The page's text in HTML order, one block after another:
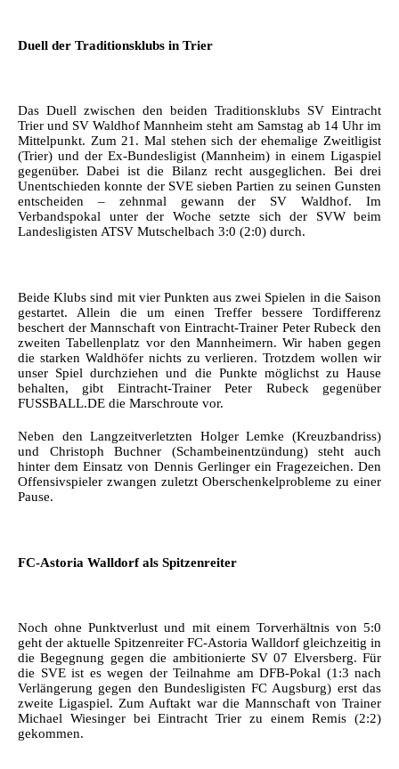
Duell der Traditionsklubs in Trier
Das Duell zwischen den beiden Traditionsklubs SV Eintracht
Trier und SV Waldhof Mannheim steht am Samstag ab 14 Uhr im
Mittelpunkt. Zum 21. Mal stehen sich der ehemalige Zweitligist
(Trier) und der Ex-Bundesligist (Mannheim) in einem Ligaspiel
gegenüber. Dabei ist die Bilanz recht ausgeglichen. Bei drei
Unentschieden konnte der SVE sieben Partien zu seinen Gunsten
entscheiden – zehnmal gewann der SV Waldhof. Im
Verbandspokal unter der Woche setzte sich der SVW beim
Landesligisten ATSV Mutschelbach 3:0 (2:0) durch.
Beide Klubs sind mit vier Punkten aus zwei Spielen in die Saison
gestartet. Allein die um einen Treffer bessere Tordifferenz
beschert der Mannschaft von Eintracht-Trainer Peter Rubeck den
zweiten Tabellenplatz vor den Mannheimern. Wir haben gegen
die starken Waldhöfer nichts zu verlieren. Trotzdem wollen wir
unser Spiel durchziehen und die Punkte möglichst zu Hause
behalten, gibt Eintracht-Trainer Peter Rubeck gegenüber
FUSSBALL.DE die Marschroute vor.
Neben den Langzeitverletzten Holger Lemke (Kreuzbandriss)
und Christoph Buchner (Schambeinentzündung) steht auch
hinter dem Einsatz von Dennis Gerlinger ein Fragezeichen. Den
Offensivspieler zwangen zuletzt Oberschenkelprobleme zu einer
Pause.
FC-Astoria Walldorf als Spitzenreiter
Noch ohne Punktverlust und mit einem Torverhältnis von 5:0
geht der aktuelle Spitzenreiter FC-Astoria Walldorf gleichzeitig in
die Begegnung gegen die ambitionierte SV 07 Elversberg. Für
die SVE ist es wegen der Teilnahme am DFB-Pokal (1:3 nach
Verlängerung gegen den Bundesligisten FC Augsburg) erst das
zweite Ligaspiel. Zum Auftakt war die Mannschaft von Trainer
Michael Wiesinger bei Eintracht Trier zu einem Remis (2:2)
gekommen.